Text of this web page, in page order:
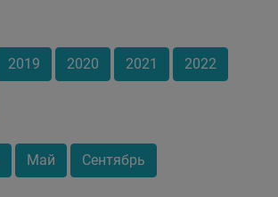
2019 2020 2021 2022
Май Сентябрь